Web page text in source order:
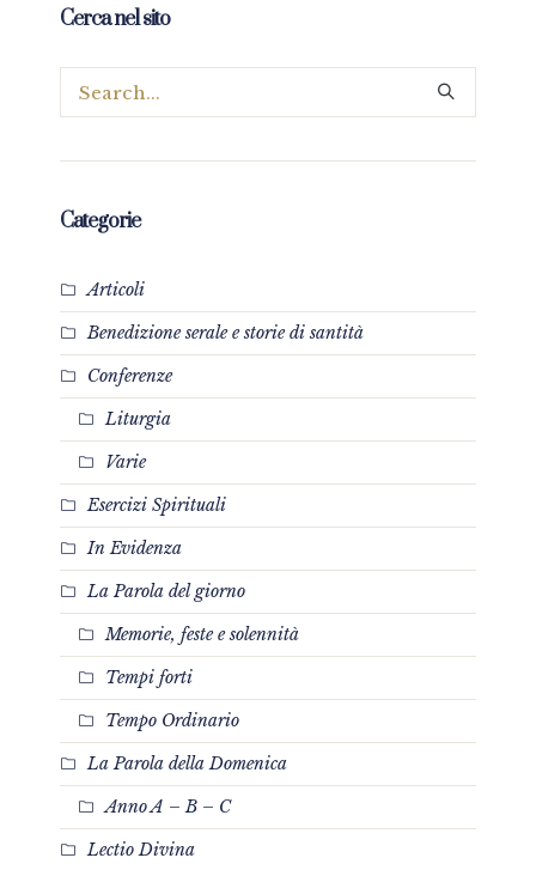
Cerca nel sito
Categorie
Articoli
Benedizione serale e storie di santità
Conferenze
Liturgia
Varie
Esercizi Spirituali
In Evidenza
La Parola del giorno
Memorie, feste e solennità
Tempi forti
Tempo Ordinario
La Parola della Domenica
Anno A – B – C
Lectio Divina